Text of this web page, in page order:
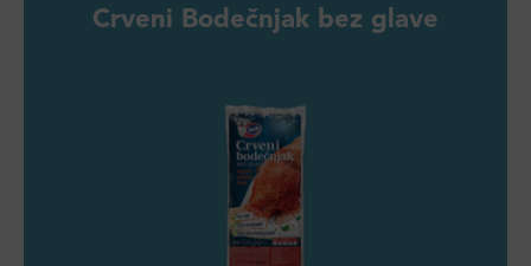
Crveni Bodečnjak bez glave